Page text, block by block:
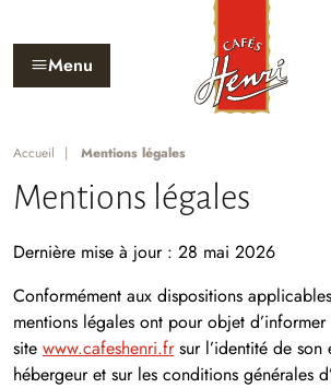
Menu
Accueil Mentions légales
Mentions légales
Dernière mise à jour : 28 mai 2026
Conformément aux dispositions
mentions légales ont pour objet
site www.cafeshenri.frsur l’identité de son
hébergeur et sur les conditions générales